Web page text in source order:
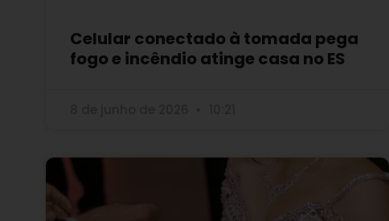
Celular conectado à tomada pega
fogo e incêndio atinge casa no ES